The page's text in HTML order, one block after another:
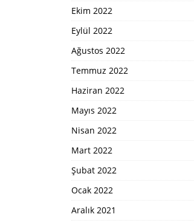
Ekim 2022
Eylül 2022
Ağustos 2022
Temmuz 2022
Haziran 2022
Mayıs 2022
Nisan 2022
Mart 2022
Şubat 2022
Ocak 2022
Aralık 2021